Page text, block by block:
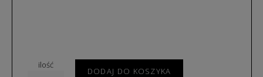
ilość
DODAJ DO KOSZYKA